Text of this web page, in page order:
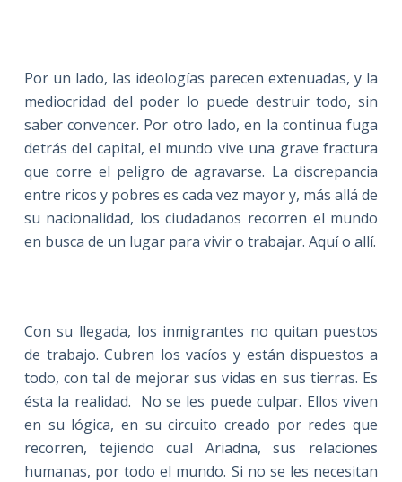
Por un lado, las ideologías parecen extenuadas, y la
mediocridad del poder lo puede destruir todo, sin
saber convencer. Por otro lado, en la continua fuga
detrás del capital, el mundo vive una grave fractura
que corre el peligro de agravarse. La discrepancia
entre ricos y pobres es cada vez mayor y, más allá de
su nacionalidad, los ciudadanos recorren el mundo
en busca de un lugar para vivir o trabajar. Aquí o allí.
Con su llegada, los inmigrantes no quitan puestos
de trabajo. Cubren los vacíos y están dispuestos a
todo, con tal de mejorar sus vidas en sus tierras. Es
ésta la realidad. No se les puede culpar. Ellos viven
en su lógica, en su circuito creado por redes que
recorren, tejiendo cual Ariadna, sus relaciones
humanas, por todo el mundo. Si no se les necesitan